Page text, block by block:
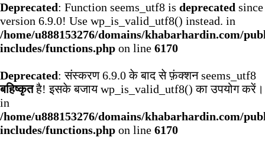
Deprecated: Function seems_utf8 is deprecated since
version 6.9.0! Use wp_is_valid_utf8() instead. in
/home/u888153276/domains/khabarhardin.com/
includes/functions.php on line 6170
Deprecated: संस्करण 6.9.0 के बाद से फ़ंक्शन seems_utf8
बहिष्कृतहै! इसके बजाय wp_is_valid_utf8() का उपयोग करें।
in
/home/u888153276/domains/khabarhardin.com/
includes/functions.php on line 6170